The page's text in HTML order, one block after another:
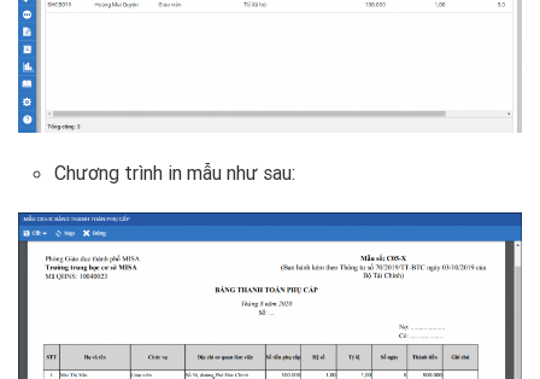
Chương trình in mẫu như sau: